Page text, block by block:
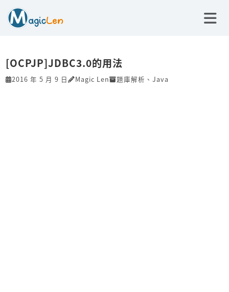
[OCPJP]JDBC3.0的用法
2016 年 5 月 9 日 Magic Len 題庫解析 、 Java